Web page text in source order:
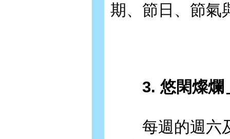
期、節日、節氣
3. 悠閑燦爛
每週的週六及